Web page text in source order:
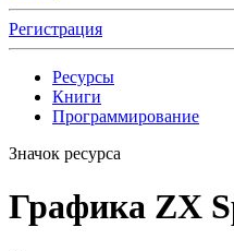
Регистрация
Ресурсы
Книги
Программирование
Значок ресурса
Графика ZX